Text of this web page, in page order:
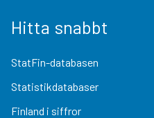
Hitta snabbt
StatFin-databasen
Statistikdatabaser
Finland i siffror